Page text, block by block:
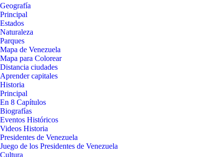
Geografía
Principal
Estados
Naturaleza
Parques
Mapa de Venezuela
Mapa para Colorear
Distancia ciudades
Aprender capitales
Historia
Principal
En 8 Capítulos
Biografías
Eventos Históricos
Videos Historia
Presidentes de Venezuela
Juego de los Presidentes de Venezuela
Cultura